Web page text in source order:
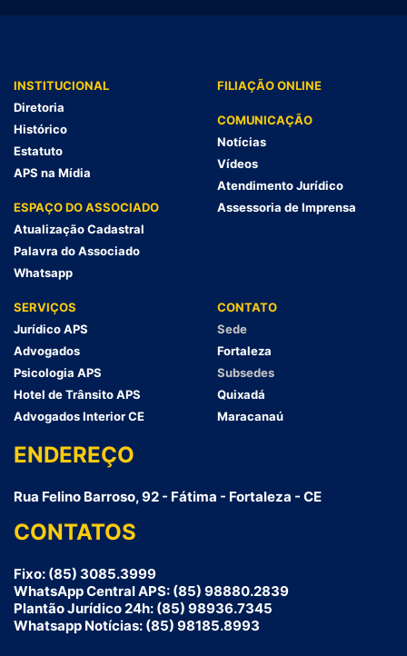
INSTITUCIONAL
Diretoria
Histórico
Estatuto
APS na Mídia
ESPAÇO DO ASSOCIADO
Atualização Cadastral
Palavra do Associado
Whatsapp
FILIAÇÃO ONLINE
COMUNICAÇÃO
Notícias
Vídeos
Atendimento Jurídico
Assessoria de Imprensa
SERVIÇOS
Jurídico APS
Advogados
Psicologia APS
Hotel de Trânsito APS
Advogados Interior CE
CONTATO
Sede
Fortaleza
Subsedes
Quixadá
Maracanaú
ENDEREÇO
Rua Felino Barroso, 92 - Fátima - Fortaleza - CE
CONTATOS
Fixo: (85) 3085.3999
WhatsApp Central APS: (85) 98880.2839
Plantão Jurídico 24h: (85) 98936.7345
Whatsapp Notícias: (85) 98185.8993